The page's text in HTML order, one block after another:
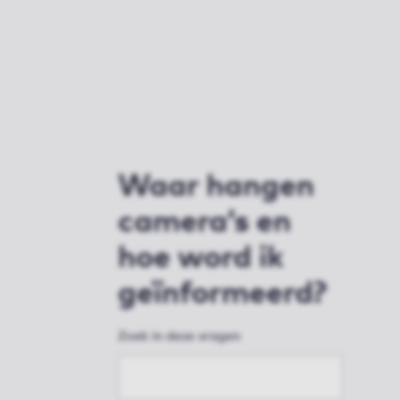
Waar hangen
camera’s en
hoe word ik
geïnformeerd?
Zoek in deze vragen